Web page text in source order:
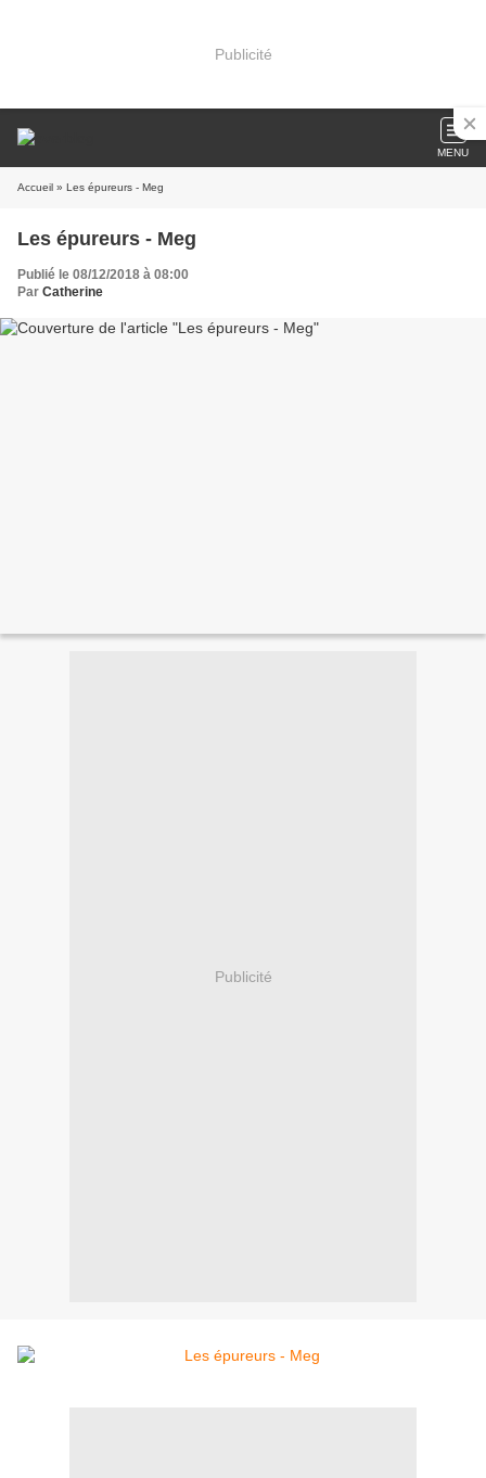
Publicité
MENU
Accueil » Les épureurs - Meg
Les épureurs - Meg
Publié le 08/12/2018 à 08:00
Par Catherine
Publicité